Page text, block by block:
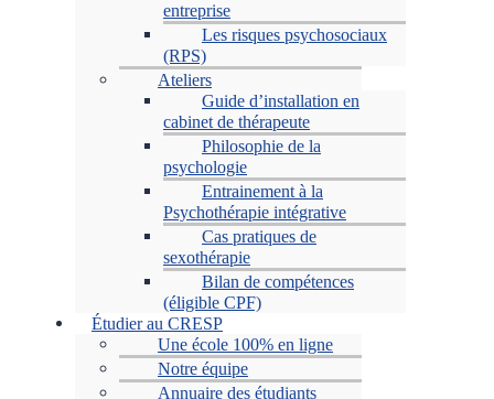
entreprise
Les risques psychosociaux
(RPS)
Ateliers
Guide d’installation en
cabinet de thérapeute
Philosophie de la
psychologie
Entrainement à la
Psychothérapie intégrative
Cas pratiques de
sexothérapie
Bilan de compétences
(éligible CPF)
Étudier au CRESP
Une école 100% en ligne
Notre équipe
Annuaire des étudiants